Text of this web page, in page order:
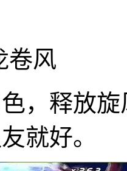
卷风
，释放
就好。